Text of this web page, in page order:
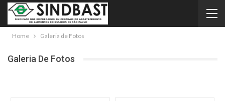
Home Galeria de Fotos
Galeria De Fotos